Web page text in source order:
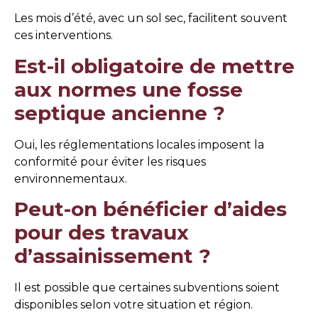
Les mois d’été, avec un sol sec, facilitent souvent
ces interventions.
Est-il obligatoire de mettre
aux normes une fosse
septique ancienne ?
Oui, les réglementations locales imposent la
conformité pour éviter les risques
environnementaux.
Peut-on bénéficier d’aides
pour des travaux
d’assainissement ?
Il est possible que certaines subventions soient
disponibles selon votre situation et région.